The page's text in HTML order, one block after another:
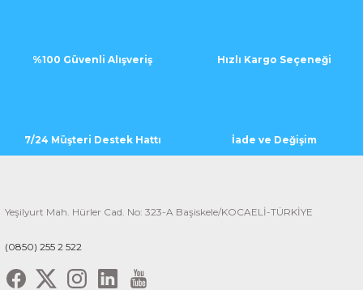
%100 Güvenli Alışveriş Hızlı Kargo Seçeneği
7/24 Müşteri Destek Hattı İade ve Değişim
Yeşilyurt Mah. Hürler Cad. No: 323-A Başiskele/KOCAELİ-TÜRKİYE
(0850) 255 2 522